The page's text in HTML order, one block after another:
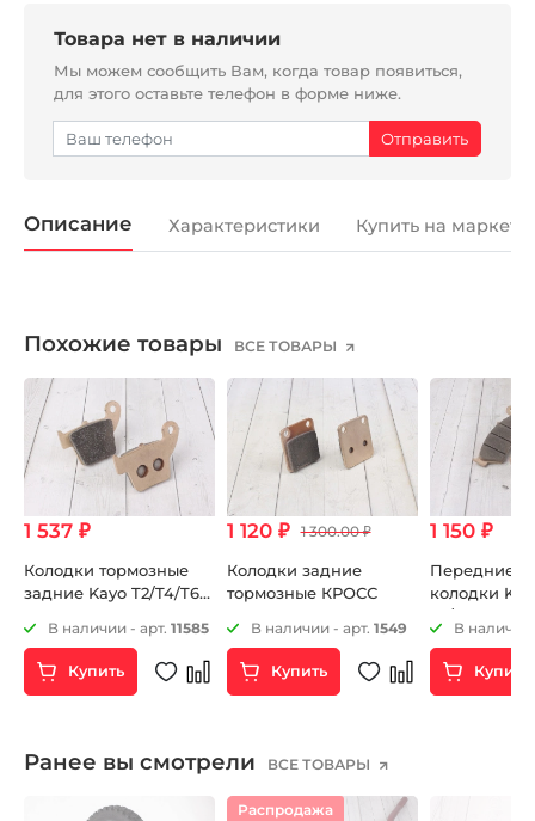
Товара нет в наличии
Мы можем сообщить Вам, когда товар появиться,
для этого оставьте телефон в форме ниже.
Описание Характеристики Купить на
Похожие товары ВСЕ ТОВАРЫ
1 537 ₽
Колодки тормозные
задние Kayo T2/T4/T6
В наличии - арт. 11585
Купить
1 120 ₽ 1 300.00 ₽
Колодки задние
тормозные КРОСС
В наличии - арт. 1549
Купить
1 150 ₽
Передние
колодки
85/105 2Т
В наличии
Купить
Ранее вы смотрели ВСЕ ТОВАРЫ
Распродажа